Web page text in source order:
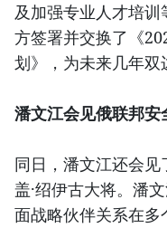
及加强专业人才培
方签署并交换了《
划》，为未来几年双
潘文江会见俄联邦
同日，潘文江还会
盖·绍伊古大将。潘
面战略伙伴关系在